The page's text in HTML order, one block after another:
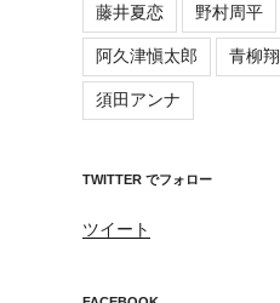
藤井夏恋 野村周平
阿久津愼太郎 青柳翔
須田アンナ
TWITTER でフォロー
ツイート